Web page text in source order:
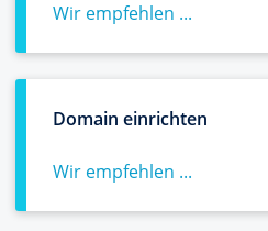
Wir empfehlen ...
Domain einrichten
Wir empfehlen ...